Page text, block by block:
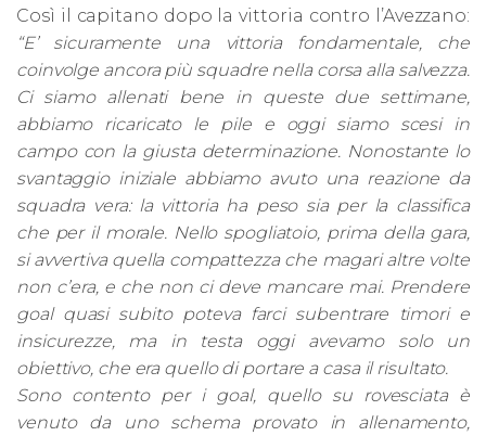
Così il capitano dopo la vittoria contro l’Avezzano:
“E’ sicuramente una vittoria fondamentale, che
coinvolge ancora più squadre nella corsa alla salvezza.
Ci siamo allenati bene in queste due settimane,
abbiamo ricaricato le pile e oggi siamo scesi in
campo con la giusta determinazione. Nonostante lo
svantaggio iniziale abbiamo avuto una reazione da
squadra vera: la vittoria ha peso sia per la classifica
che per il morale. Nello spogliatoio, prima della gara,
si avvertiva quella compattezza che magari altre volte
non c’era, e che non ci deve mancare mai. Prendere
goal quasi subito poteva farci subentrare timori e
insicurezze, ma in testa oggi avevamo solo un
obiettivo, che era quello di portare a casa il risultato.
Sono contento per i goal, quello su rovesciata è
venuto da uno schema provato in allenamento,